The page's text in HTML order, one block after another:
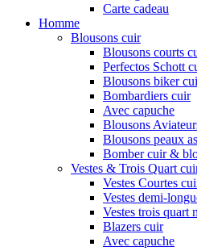
Carte cadeau
Homme
Blousons cuir
Blousons courts
Perfectos Schott
Blousons biker
Bombardiers cuir
Avec capuche
Blousons
Blousons peaux
Bomber cuir &
Vestes & Trois Quart
Vestes Courtes
Vestes demi-
Vestes trois quart
Blazers cuir
Avec capuche